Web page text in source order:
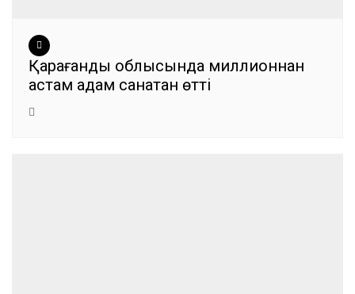
Қарағанды облысында миллионнан
астам адам санақтан өтті